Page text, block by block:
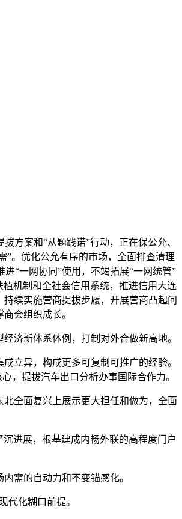
方案和“从题践诺”行动，正在保公允、
”。优化公允有序的市场，全面排查清理
“一网协同”使用，不竭拓展“一网统管”
机制和全社会信用系统，推进信用大连
续实施营商提拔步履，开展营商凸起问
会组织成长。
济新体系体例，打制对外合做新高地。
立异，构成更多可复制可推广的经验。
，提拔汽车出口分析办事国际合作力。
全面复兴上展示更大担任和做为，全面
进展，根基建成内畅外联的高程度门户
需的自动力和不变锚感化。
化糊口前提。